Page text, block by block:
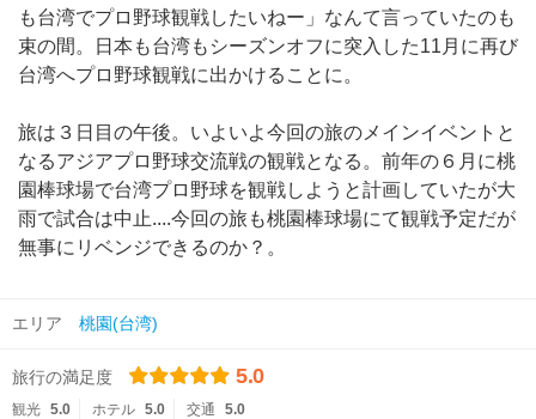
も台湾でプロ野球観戦したいねー」なんて言っていたのも
束の間。日本も台湾もシーズンオフに突入した11月に再び
台湾へプロ野球観戦に出かけることに。
旅は３日目の午後。いよいよ今回の旅のメインイベントと
なるアジアプロ野球交流戦の観戦となる。前年の６月に桃
園棒球場で台湾プロ野球を観戦しようと計画していたが大
雨で試合は中止....今回の旅も桃園棒球場にて観戦予定だが
無事にリベンジできるのか？。
エリア 桃園(台湾)
旅行の満足度 5.0
観光 5.0 ホテル 5.0 交通 5.0